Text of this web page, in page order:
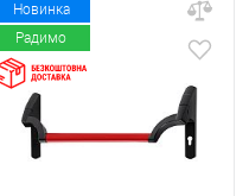
Новинка
Радимо